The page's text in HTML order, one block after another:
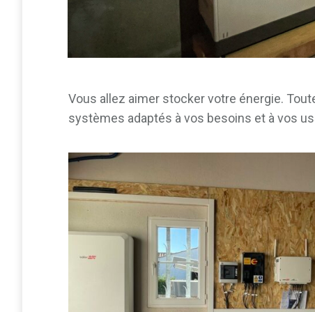
Vous allez aimer stocker votre énergie.
systèmes adaptés à vos besoins et à vos